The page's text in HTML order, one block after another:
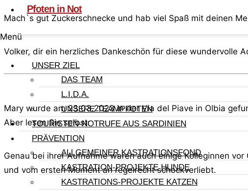
Pfoten in Not
Menü
UNSER ZIEL
DAS TEAM
L.I.D.A.
UNSERE TEAMPFOTEN
TOURISTEN-NOTRUFE AUS SARDINIEN
PRÄVENTION
ALLGEMEINER KASTRATIONSFOND
KASTRATION-PROJEKTE HUNDE
KASTRATIONS-PROJEKTE KATZEN
Mach`s gut Zuckerschnecke und hab viel Spaß mit deinen
Volker, dir ein herzliches Dankeschön für diese wundervolle
Mary wurde am 23.03.2023 in der Via del Piave in Olbia
Aber lesen Sie selbst:
Genau bei ihrer Aufnahme waren auch einige Kolleginnen
und vom ersten Moment an regelrecht schockverliebt.